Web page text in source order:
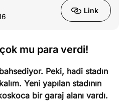
Link
mu para verdi!
Peki, hadi stadın
Yeni yapılan stadının
bir garaj alanı vardı.